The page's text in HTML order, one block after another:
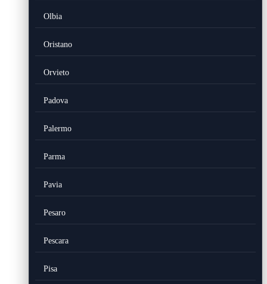
Olbia
Oristano
Orvieto
Padova
Palermo
Parma
Pavia
Pesaro
Pescara
Pisa